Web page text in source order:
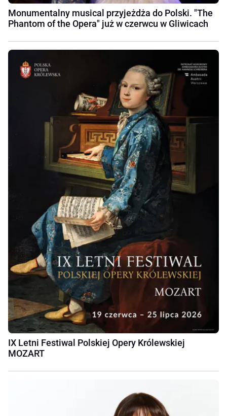
Monumentalny musical przyjeżdża do Polski. "The
Phantom of the Opera" już w czerwcu w Gliwicach
IX Letni Festiwal Polskiej Opery Królewskiej
MOZART